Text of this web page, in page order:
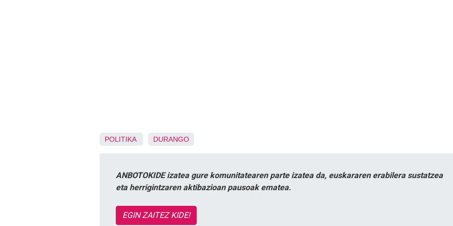
POLITIKA DURANGO
ANBOTOKIDE izatea gure komunitatearen parte izatea da, euskararen erabilera sustatzea
eta herrigintzaren aktibazioan pausoak ematea.
EGIN ZAITEZ KIDE!